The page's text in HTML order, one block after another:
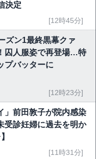
決定
[12時45分]
ズン1最終黒幕クァ
囚人服姿で再登場…特
プバッターに
[12時23分]
」前田敦子が院内感染
受診妊婦に過去を明か
[11時31分]